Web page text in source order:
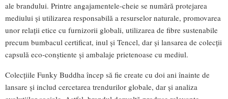
ale brandului. Printre angajamentele-cheie se numără protejarea
mediului și utilizarea responsabilă a resurselor naturale, promovarea
unor relații etice cu furnizorii globali, utilizarea de fibre sustenabile
precum bumbacul certificat, inul și Tencel, dar și lansarea de colecții
capsulă eco-conștiente și ambalaje prietenoase cu mediul.
Colecțiile Funky Buddha încep să fie create cu doi ani înainte de
lansare și includ cercetarea trendurilor globale, dar și analiza